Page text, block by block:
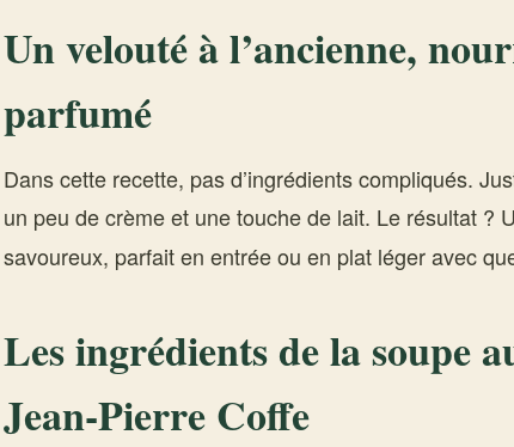
Un velouté à l’ancienne,
parfumé
Dans cette recette, pas d’ingrédients compliqués.
un peu de crème et une touche de lait. Le résultat ?
savoureux, parfait en entrée ou en plat léger avec
Les ingrédients de la soupe
Jean-Pierre Coffe